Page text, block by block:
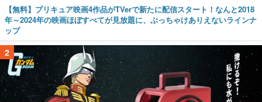
【無料】プリキュア映画4作品がTVerで新たに配信スタート！なんと2018
年～2024年の映画ほぼすべてが見放題に、ぶっちゃけありえないラインナ
ップ
2